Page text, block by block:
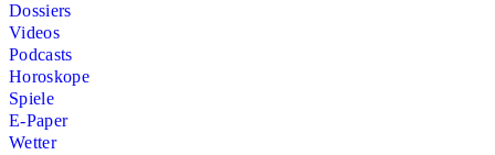
Dossiers
Videos
Podcasts
Horoskope
Spiele
E-Paper
Wetter